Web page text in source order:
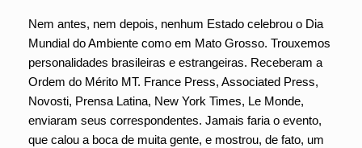
Nem antes, nem depois, nenhum Estado celebrou o Dia
Mundial do Ambiente como em Mato Grosso. Trouxemos
personalidades brasileiras e estrangeiras. Receberam a
Ordem do Mérito MT. France Press, Associated Press,
Novosti, Prensa Latina, New York Times, Le Monde,
enviaram seus correspondentes. Jamais faria o evento,
que calou a boca de muita gente, e mostrou, de fato, um